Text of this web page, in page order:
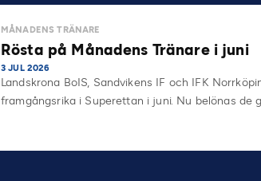
MÅNADENS TRÄNARE
Rösta på Månadens Tränare i juni
3 JUL 2026
Landskrona BoIS, Sandvikens IF och IFK
framgångsrika i Superettan i juni. Nu belönas de